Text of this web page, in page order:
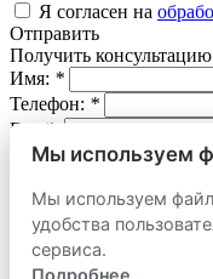
Я согласен на
Отправить
Получить консультацию
Имя: *
Телефон: *
Email:
Я согласен на
Отправить
Оставить заявку
продать
Мы используем
Мы используем
удобства
сервиса.
Подробнее